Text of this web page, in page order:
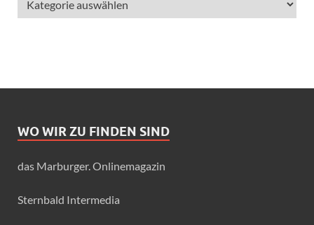
WO WIR ZU FINDEN SIND
das Marburger. Onlinemagazin
Sternbald Intermedia